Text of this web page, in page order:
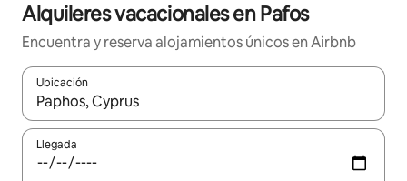
Alquileres vacacionales en Pafos
Encuentra y reserva alojamientos únicos en Airbnb
Ubicación
Cuando los resultados estén disponibles, navega con las
Llegada